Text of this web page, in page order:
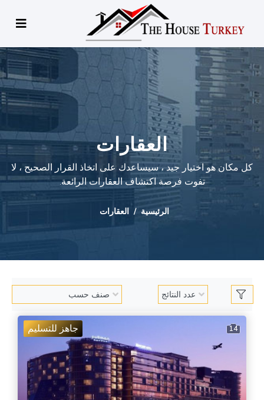
العقارات
كل مكان هو اختيار جيد ، سيساعدك على اتخاذ القرار الصحيح ، لا
تفوت فرصة اكتشاف العقارات الرائعة.
الرئيسية العقارات
14 جاهز للتسليم